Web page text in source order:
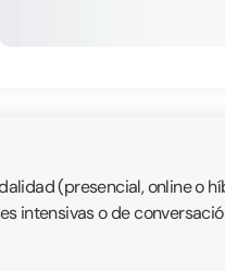
(presencial, online o
intensivas o de